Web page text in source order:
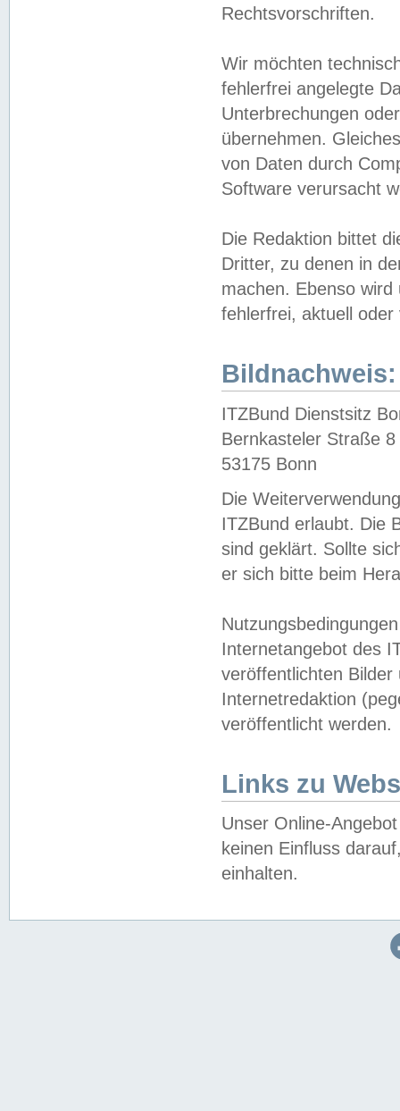
Rechtsvorschriften.
Wir möchten
fehlerfrei angelegte
Unterbrechungen
übernehmen.
von Daten durch
Software verursacht
Die Redaktion bittet
Dritter, zu denen in
machen. Ebenso
fehlerfrei, aktuell oder
Bildnachweis:
ITZBund Dienstsitz
Bernkasteler Straße 8
53175 Bonn
Die
ITZBund erlaubt. Die
sind geklärt. Sollte
er sich bitte beim
Internetangebot des
veröffentlichten
Internetredaktion
veröffentlicht werden.
Links zu
Unser Online-
keinen Einfluss
einhalten.